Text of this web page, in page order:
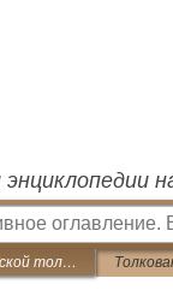
энциклопедии
Женско-мужской толковый словарь